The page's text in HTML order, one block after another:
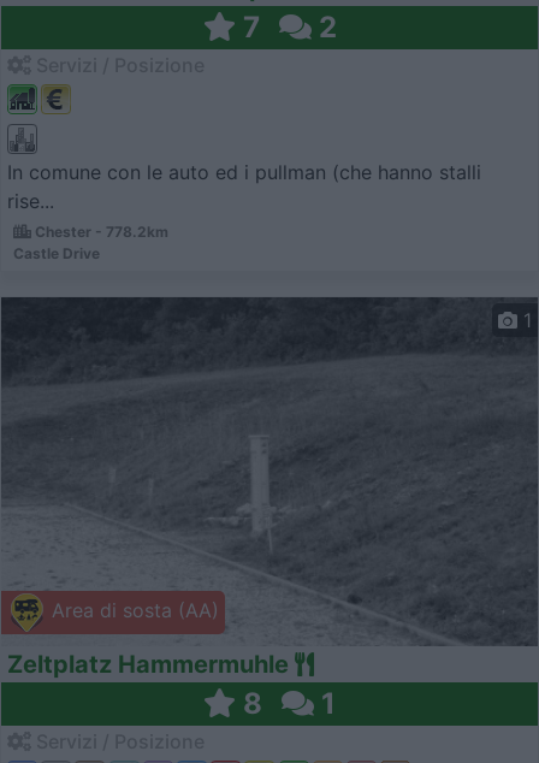
7 2
In comune con le auto ed i pullman (che hanno stalli
rise...
Chester - 778.2km
Castle Drive
Area di sosta (AA)
1
Zeltplatz Hammermuhle
8 1